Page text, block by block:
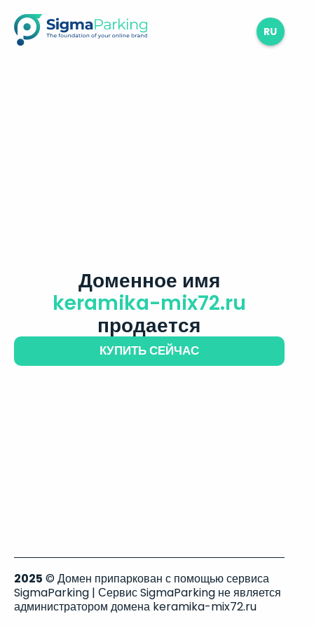
RU
Доменное имя
keramika-mix72.ru
продается
КУПИТЬ СЕЙЧАС
2025 © Домен припаркован с помощью сервиса
SigmaParking | Сервис SigmaParking не является
администратором домена keramika-mix72.ru